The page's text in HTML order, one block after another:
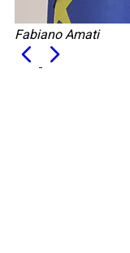
Fabiano Amati